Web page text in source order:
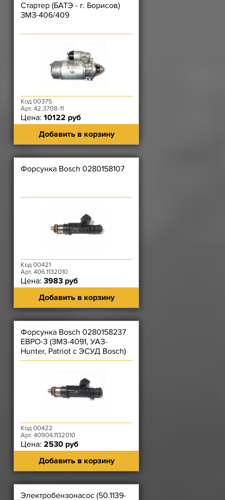
Стартер (БАТЭ - г. Борисов)
ЗМЗ-406/409
Код 00375
Арт. 42.3708-11
Цена: 10122 руб
Добавить в корзину
Форсунка Bosch 0280158107
Код 00421
Арт. 406.1132010
Цена: 3983 руб
Добавить в корзину
Форсунка Bosch 0280158237
ЕВРО-3 (ЗМЗ-4091, УАЗ-
Hunter, Patriot с ЭСУД Bosch)
выступ напрот. разъёма
Код 00422
Арт. 40904.1132010
Цена: 2530 руб
Добавить в корзину
Электробензонасос (50.1139-